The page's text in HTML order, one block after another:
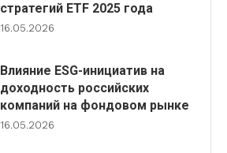
стратегий ETF 2025 года
16.05.2026
Влияние ESG-инициатив на
доходность российских
компаний на фондовом рынке
16.05.2026